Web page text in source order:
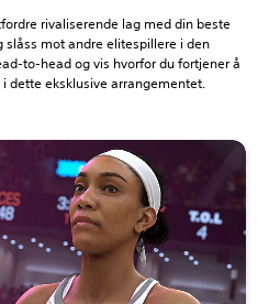
rivaliserende lag med din beste
slåss mot andre elitespillere i den
to-head og vis hvorfor du fortjener å
dette eksklusive arrangementet.